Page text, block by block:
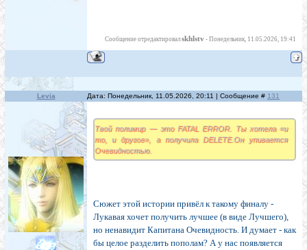
Сообщение отредактировал skhlstv - Понедельник, 11.05.2026, 19:41
Levia Дата: Понедельник, 11.05.2026, 20:11 | Сообщение # 131
Твой полимир — это FATAL ERROR. Ты хотела «и
то, и другое», а получила DELETE.Он упивается
Очевидностью.
Сюжет этой истории привёл к такому финалу -
Лукавая хочет получить лучшее (в виде Лучшего),
но ненавидит Капитана Очевидность. И думает - как
бы целое разделить пополам? А у нас появляется